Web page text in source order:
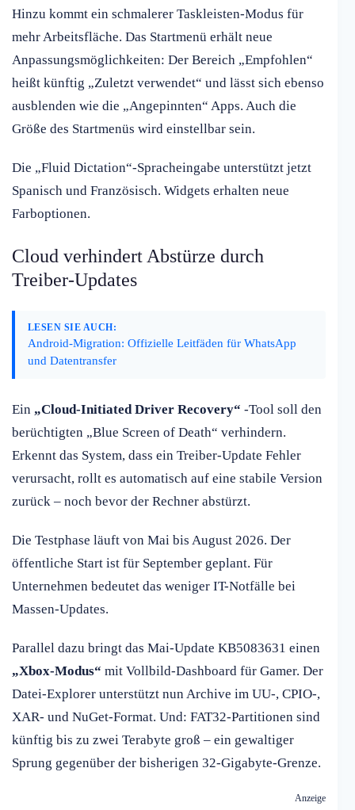
Hinzu kommt ein schmalerer Taskleisten-Modus für
mehr Arbeitsfläche. Das Startmenü erhält neue
Anpassungsmöglichkeiten: Der Bereich „Empfohlen“
heißt künftig „Zuletzt verwendet“ und lässt sich ebenso
ausblenden wie die „Angepinnten“ Apps. Auch die
Größe des Startmenüs wird einstellbar sein.
Die „Fluid Dictation“-Spracheingabe unterstützt jetzt
Spanisch und Französisch. Widgets erhalten neue
Farboptionen.
Cloud verhindert Abstürze durch
Treiber-Updates
LESEN SIE AUCH:
Android-Migration: Offizielle Leitfäden für WhatsApp
und Datentransfer
Ein „Cloud-Initiated Driver Recovery“ -Tool soll den
berüchtigten „Blue Screen of Death“ verhindern.
Erkennt das System, dass ein Treiber-Update Fehler
verursacht, rollt es automatisch auf eine stabile Version
zurück – noch bevor der Rechner abstürzt.
Die Testphase läuft von Mai bis August 2026. Der
öffentliche Start ist für September geplant. Für
Unternehmen bedeutet das weniger IT-Notfälle bei
Massen-Updates.
Parallel dazu bringt das Mai-Update KB5083631 einen
„Xbox-Modus“ mit Vollbild-Dashboard für Gamer. Der
Datei-Explorer unterstützt nun Archive im UU-, CPIO-,
XAR- und NuGet-Format. Und: FAT32-Partitionen sind
künftig bis zu zwei Terabyte groß – ein gewaltiger
Sprung gegenüber der bisherigen 32-Gigabyte-Grenze.
Anzeige